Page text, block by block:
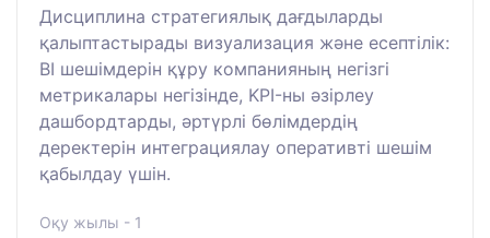
Дисциплина стратегиялық дағдыларды
қалыптастырады визуализация және есептілік:
BI шешімдерін құру компанияның негізгі
метрикалары негізінде, KPI-ны әзірлеу
дашбордтарды, әртүрлі бөлімдердің
деректерін интеграциялау оперативті шешім
қабылдау үшін.
Оқу жылы - 1